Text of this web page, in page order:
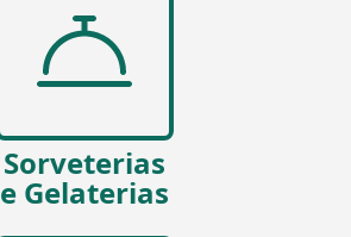
Sorveterias
e Gelaterias